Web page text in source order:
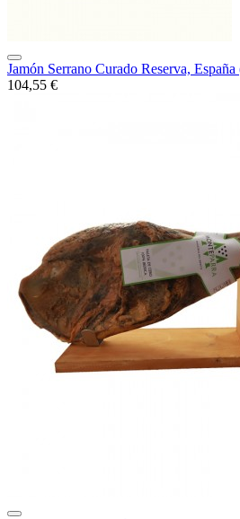
Jamón Serrano Curado Reserva,
104,55 €